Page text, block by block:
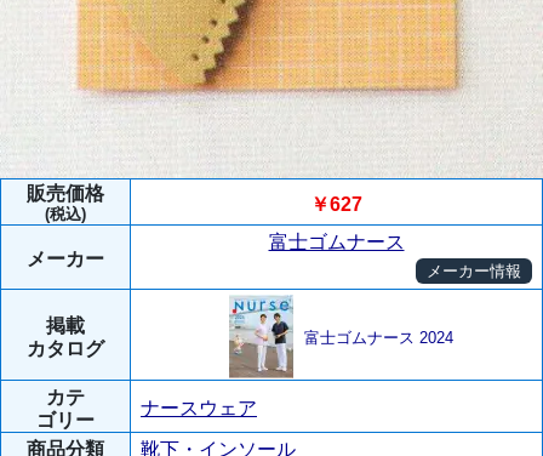
販売価格
(税込) ￥627
メーカー
富士ゴムナース
メーカー情報
掲載
カタログ
富士ゴムナース 2024
カテ
ゴリー
ナースウェア
商品分類
靴下・インソール